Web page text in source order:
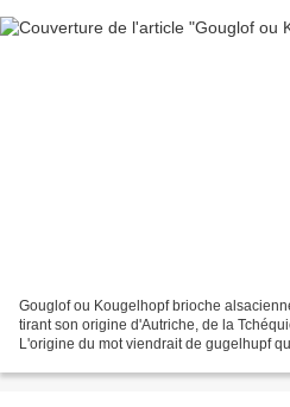
Gouglof ou Kougelhopf brioche
tirant son origine d'Autriche, de la
L'origine du mot viendrait de gugelhupf